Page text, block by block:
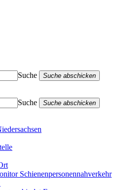
Suche
Suche abschicken
Suche
Suche abschicken
Schienenpersonennahverkehr